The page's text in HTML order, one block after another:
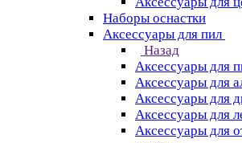
Наборы оснастки
Аксессуары для пил
Назад
Аксессуары для
Аксессуары для
Аксессуары для
Аксессуары для
Аксессуары для